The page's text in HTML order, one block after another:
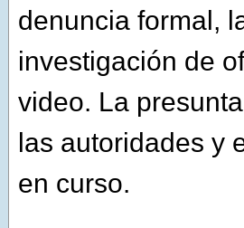
denuncia formal,
investigación de
video. La
las autoridades y
en curso.